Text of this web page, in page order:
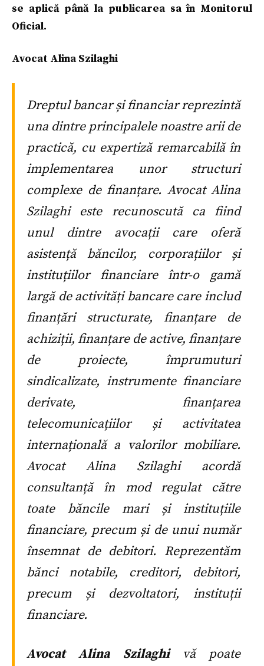
se aplică până la publicarea sa în Monitorul
Oficial.
Avocat Alina Szilaghi
Dreptul bancar și financiar reprezintă
una dintre principalele noastre arii de
practică, cu expertiză remarcabilă în
implementarea unor structuri
complexe de finanțare. Avocat Alina
Szilaghi este recunoscută ca fiind
unul dintre avocații care oferă
asistență băncilor, corporațiilor și
instituțiilor financiare într-o gamă
largă de activități bancare care includ
finanțări structurate, finanțare de
achiziții, finanțare de active, finanțare
de proiecte, împrumuturi
sindicalizate, instrumente financiare
derivate, finanțarea
telecomunicațiilor și activitatea
internațională a valorilor mobiliare.
Avocat Alina Szilaghi acordă
consultanță în mod regulat către
toate băncile mari și instituțiile
financiare, precum și de unui număr
însemnat de debitori. Reprezentăm
bănci notabile, creditori, debitori,
precum și dezvoltatori, instituții
financiare.
Avocat Alina Szilaghivă poate